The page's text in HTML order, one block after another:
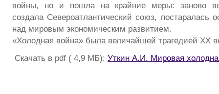
войны, но и пошла на крайние меры: заново
создала Североатлантический союз, постаралась
над мировым экономическим развитием.
«Холодная война» была величайшей трагедией XX
Скачать в pdf ( 4,9 МБ): Уткин А.И. Мировая